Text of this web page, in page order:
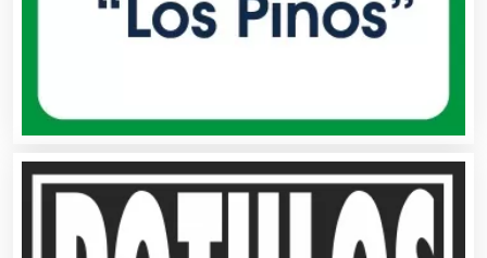
Animadores de Eventos
Arquitectos